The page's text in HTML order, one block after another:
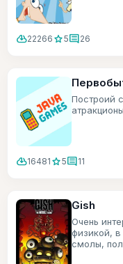
cloud_download22266 star5comment26
Построий
cloud_download16481 star5comment11
Gish
Очень
физикой, в
смолы,